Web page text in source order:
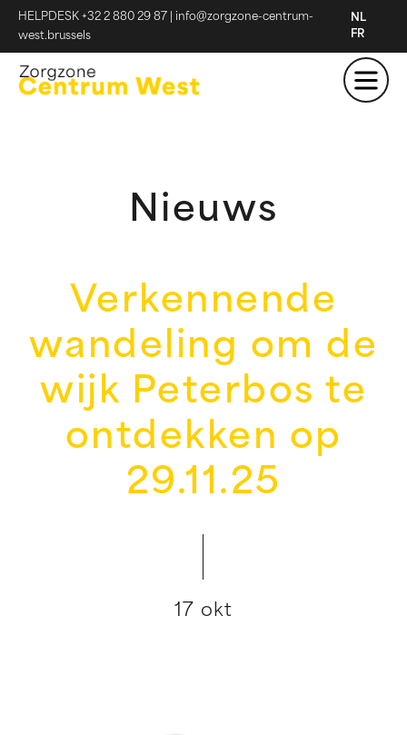
HELPDESK +32 2 880 29 87
info@zorgzone-centrum-
west.brussels
NL
FR
Nieuws
Verkennende
wandeling om de
wijk Peterbos te
ontdekken op
29.11.25
17 okt